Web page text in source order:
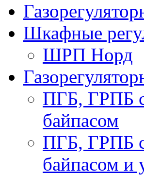
Шкафные
ШРП Норд
ПГБ, ГРПБ с
байпасом
ПГБ, ГРПБ с
байпасом и